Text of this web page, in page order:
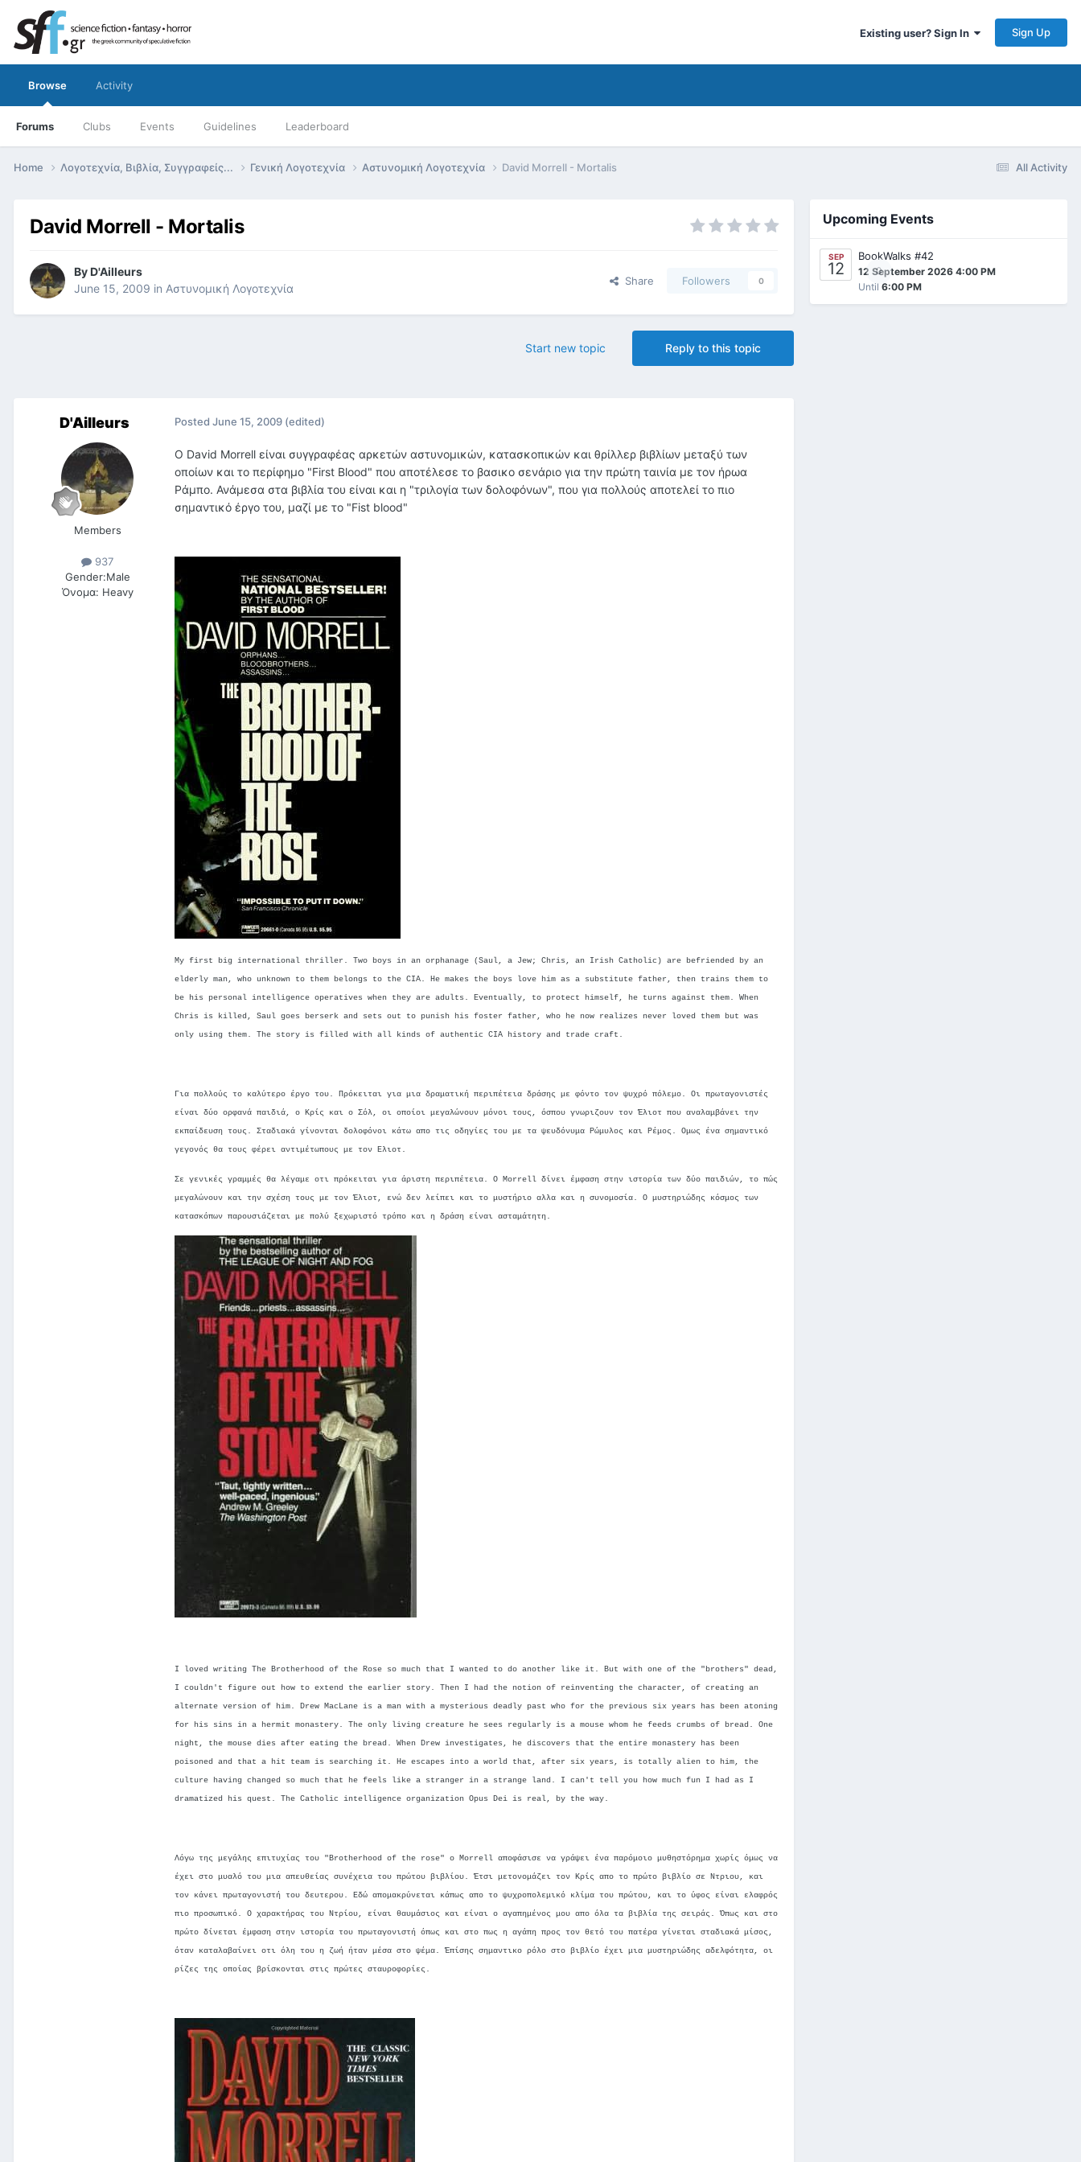
Existing user? Sign In Sign Up
Browse
Forums Clubs Events Guidelines Leaderboard
Activity
All Activity
Home Λογοτεχνία, Βιβλία, Συγγραφείς... Γενική Λογοτεχνία Αστυνομική Λογοτεχνία David Morrell - Mortalis
David Morrell - Mortalis
ByD'Ailleurs
June 15, 2009 in Αστυνομική Λογοτεχνία
Share Followers 0
Reply to this topic
Start new topic
D'Ailleurs
Members
937
Gender:Male
Όνομα: Heavy
Posted June 15, 2009 (edited)
O David Morrell είναι συγγραφέας αρκετών αστυνομικών, κατασκοπικών και θρίλλερ βιβλίων μεταξύ των
οποίων και το περίφημο "First Blood" που αποτέλεσε το βασικο σενάριο για την πρώτη ταινία με τον ήρωα
Ράμπο. Ανάμεσα στα βιβλία του είναι και η "τριλογία των δολοφόνων", που για πολλούς αποτελεί το πιο
σημαντικό έργο του, μαζί με το "Fist blood"
My first big international thriller. Two boys in an orphanage (Saul, a Jew; Chris, an Irish Catholic) are befriended by an
elderly man, who unknown to them belongs to the CIA. He makes the boys love him as a substitute father, then trains them to
be his personal intelligence operatives when they are adults. Eventually, to protect himself, he turns against them. When
Chris is killed, Saul goes berserk and sets out to punish his foster father, who he now realizes never loved them but was
only using them. The story is filled with all kinds of authentic CIA history and trade craft.
Για πολλούς το καλύτερο έργο του. Πρόκειται για μια δραματική περιπέτεια δράσης με φόντο τον ψυχρό πόλεμο. Οι πρωταγονιστές
είναι δύο ορφανά παιδιά, ο Κρίς και ο Σόλ, οι οποίοι μεγαλώνουν μόνοι τους, όσπου γνωριζουν τον Έλιοτ που αναλαμβάνει την
εκπαίδευση τους. Σταδιακά γίνονται δολοφόνοι κάτω απο τις οδηγίες του με τα ψευδόνυμα Ρώμυλος και Ρέμος. Ομως ένα σημαντικό
γεγονός θα τους φέρει αντιμέτωπους με τον Ελιοτ.
Σε γενικές γραμμές θα λέγαμε οτι πρόκειται για άριστη περιπέτεια. Ο Morrell δίνει έμφαση στην ιστορία των δύο παιδιών, το πώς
μεγαλώνουν και την σχέση τους με τον Έλιοτ, ενώ δεν λείπει και το μυστήριο αλλα και η συνομοσία. Ο μυστηριώδης κόσμος των
κατασκόπων παρουσιάζεται με πολύ ξεχωριστό τρόπο και η δράση είναι ασταμάτητη.
I loved writing The Brotherhood of the Rose so much that I wanted to do another like it. But with one of the "brothers" dead,
I couldn't figure out how to extend the earlier story. Then I had the notion of reinventing the character, of creating an
alternate version of him. Drew MacLane is a man with a mysterious deadly past who for the previous six years has been atoning
for his sins in a hermit monastery. The only living creature he sees regularly is a mouse whom he feeds crumbs of bread. One
night, the mouse dies after eating the bread. When Drew investigates, he discovers that the entire monastery has been
poisoned and that a hit team is searching it. He escapes into a world that, after six years, is totally alien to him, the
culture having changed so much that he feels like a stranger in a strange land. I can't tell you how much fun I had as I
dramatized his quest. The Catholic intelligence organization Opus Dei is real, by the way.
Λόγω της μεγάλης επιτυχίας του "Brotherhood of the rose" ο Morrell αποφάσισε να γράψει ένα παρόμοιο μυθηστόρημα χωρίς όμως να
έχει στο μυαλό του μια απευθείας συνέχεια του πρώτου βιβλίου. Έτσι μετονομάζει τον Κρίς απο το πρώτο βιβλίο σε Ντριου, και
τον κάνει πρωταγονιστή του δευτερου. Εδώ απομακρύνεται κάπως απο το ψυχροπολεμικό κλίμα του πρώτου, και το ύφος είναι ελαφρός
πιο προσωπικό. Ο χαρακτήρας του Ντρίου, είναι θαυμάσιος και είναι ο αγαπημένος μου απο όλα τα βιβλία της σειράς. Όπως και στο
πρώτο δίνεται έμφαση στην ιστορία του πρωταγονιστή όπως και στο πως η αγάπη προς τον θετό του πατέρα γίνεται σταδιακά μίσος,
όταν καταλαβαίνει οτι όλη του η ζωή ήταν μέσα στο ψέμα. Έπίσης σημαντικο ρόλο στο βιβλίο έχει μια μυστηριώδης αδελφότητα, οι
ρίζες της οποίας βρίσκονται στις πρώτες σταυροφορίες.
Upcoming Events
SEP
12 0
BookWalks #42
12 September 2026 4:00 PM
Until 6:00 PM